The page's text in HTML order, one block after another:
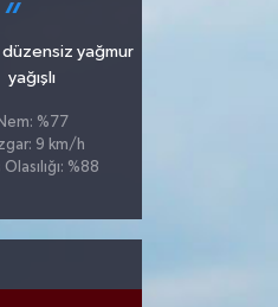
yağmur
yağışlı
%77
9 km/h
Olasılığı: %88